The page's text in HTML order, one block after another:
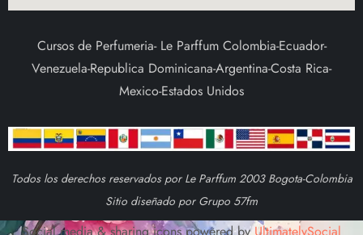
Cursos de Perfumeria- Le Parffum Colombia-Ecuador-
Venezuela-Republica Dominicana-Argentina-Costa Rica-
Mexico-Estados Unidos
Todos los derechos reservados por Le Parffum 2003 Bogota-Colombia
Sitio diseñado por Grupo 57fm